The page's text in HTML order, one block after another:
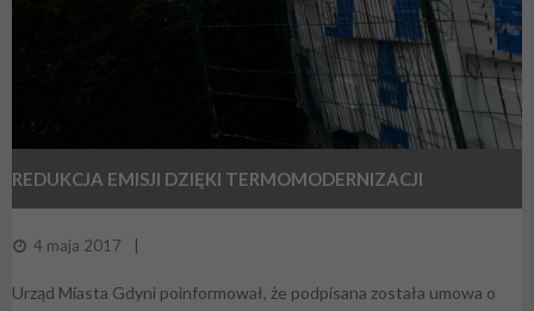
REDUKCJA EMISJI DZIĘKI TERMOMODERNIZACJI
4 maja 2017
Urząd Miasta Gdyni poinformował, że podpisana została umowa o